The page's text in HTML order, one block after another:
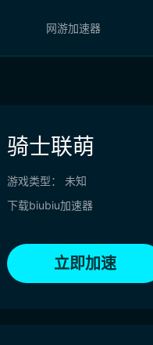
网游加速器
骑士联萌
游戏类型：
未知
下载biubiu加速器
立即加速